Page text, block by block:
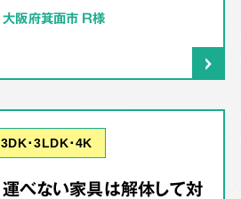
大阪府箕面市 R様
3DK･3LDK･4K
運べない家具は解体して対